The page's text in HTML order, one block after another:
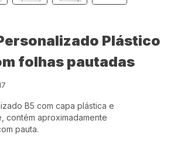
Plástico
folhas pautadas
B5 com capa plástica e
contém aproximadamente
pauta.